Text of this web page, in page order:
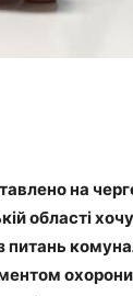
на
області
питань